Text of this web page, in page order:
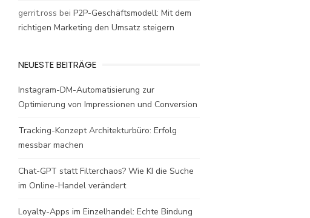
gerrit.ross bei P2P-Geschäftsmodell: Mit dem
richtigen Marketing den Umsatz steigern
NEUESTE BEITRÄGE
Instagram-DM-Automatisierung zur
Optimierung von Impressionen und Conversion
Tracking-Konzept Architekturbüro: Erfolg
messbar machen
Chat-GPT statt Filterchaos? Wie KI die Suche
im Online-Handel verändert
Loyalty-Apps im Einzelhandel: Echte Bindung